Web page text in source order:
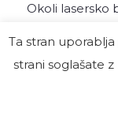
Okoli lasersko
najbolj
izpostavljamo
Ta stran
strani soglašate